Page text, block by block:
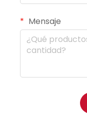
Mensaje